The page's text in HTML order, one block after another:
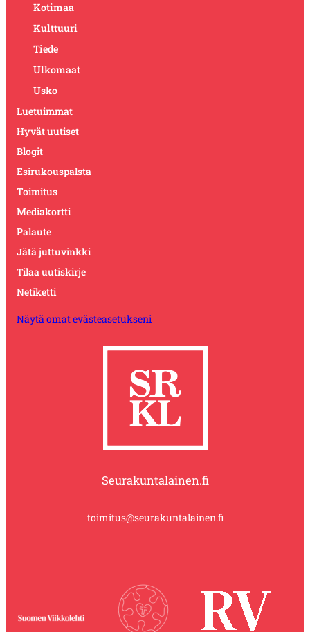
Kotimaa
Kulttuuri
Tiede
Ulkomaat
Usko
Luetuimmat
Hyvät uutiset
Blogit
Esirukouspalsta
Toimitus
Mediakortti
Palaute
Jätä juttuvinkki
Tilaa uutiskirje
Netiketti
Näytä omat evästeasetukseni
Seurakuntalainen.fi
toimitus@seurakuntalainen.fi